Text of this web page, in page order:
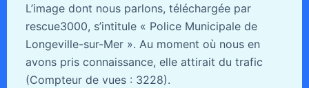
L’image dont nous parlons, téléchargée par
rescue3000, s’intitule « Police Municipale de
Longeville-sur-Mer ». Au moment où nous en
avons pris connaissance, elle attirait du trafic
(Compteur de vues : 3228).